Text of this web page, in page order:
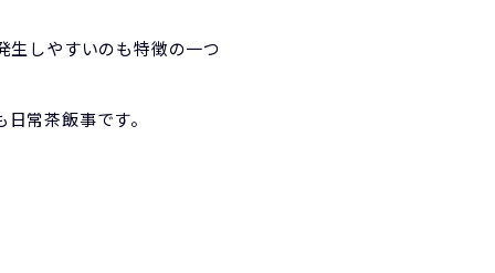
生しやすいのも特徴の一つ
常茶飯事です。